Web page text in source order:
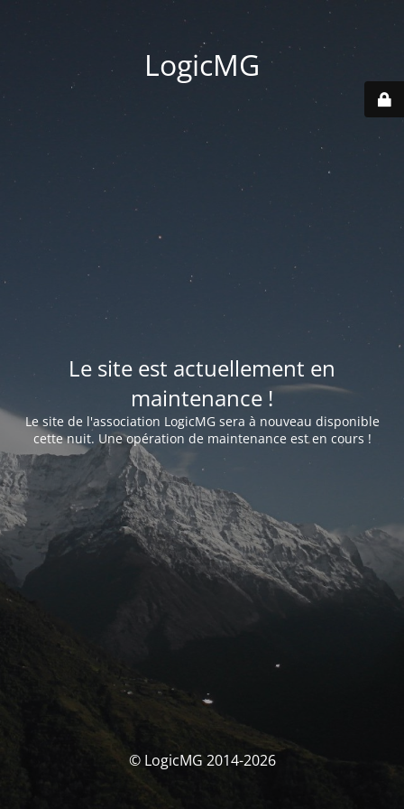
LogicMG
Le site est actuellement en
maintenance !
Le site de l'association LogicMG sera à nouveau disponible
cette nuit. Une opération de maintenance est en cours !
© LogicMG 2014-2026